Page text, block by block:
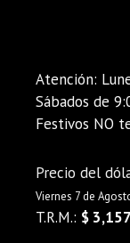
Atención:
Sábados de
Festivos NO
Precio del
Viernes 7 de
T.R.M.: $